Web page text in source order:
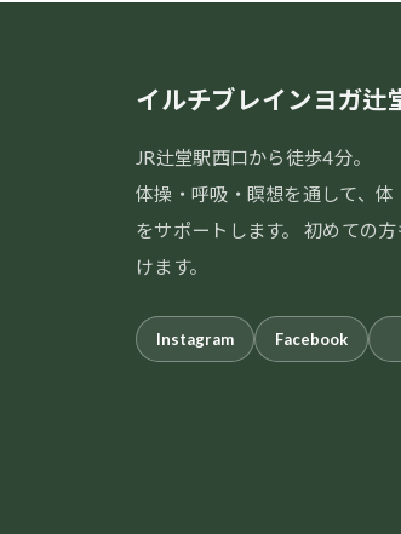
イルチブレインヨガ辻
JR辻堂駅西口から徒歩4分。
体操・呼吸・瞑想を通して、
をサポートします。 初めての
けます。
Instagram Facebook